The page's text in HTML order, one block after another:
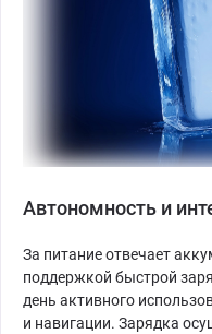
Автономность и
За питание отвечает
поддержкой быстрой
день активного
и навигации. Зарядка